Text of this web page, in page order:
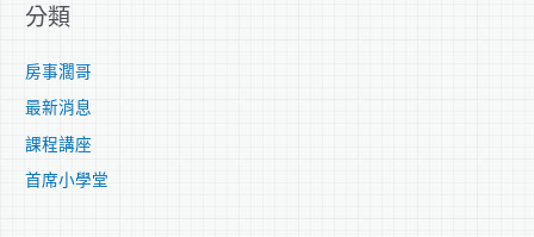
分類
房事濶哥
最新消息
課程講座
首席小學堂